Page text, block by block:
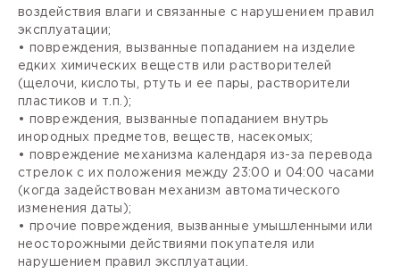
воздействия влаги и связанные с нарушением правил
эксплуатации;
• повреждения, вызванные попаданием на изделие
едких химических веществ или растворителей
(щелочи, кислоты, ртуть и ее пары, растворители
пластиков и т.п.);
• повреждения, вызванные попаданием внутрь
инородных предметов, веществ, насекомых;
• повреждение механизма календаря из-за перевода
стрелок с их положения между 23:00 и 04:00 часами
(когда задействован механизм автоматического
изменения даты);
• прочие повреждения, вызванные умышленными или
неосторожными действиями покупателя или
нарушением правил эксплуатации.